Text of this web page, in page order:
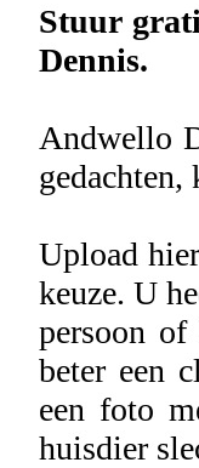
Stuur
Dennis.
Andwello
gedachten,
Upload
keuze. U
persoon
beter een
een foto
huisdier